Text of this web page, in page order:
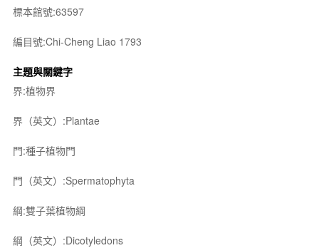
標本館號:63597
編目號:Chi-Cheng Liao 1793
主題與關鍵字
界:植物界
界（英文）:Plantae
門:種子植物門
門（英文）:Spermatophyta
綱:雙子葉植物綱
綱（英文）:Dicotyledons